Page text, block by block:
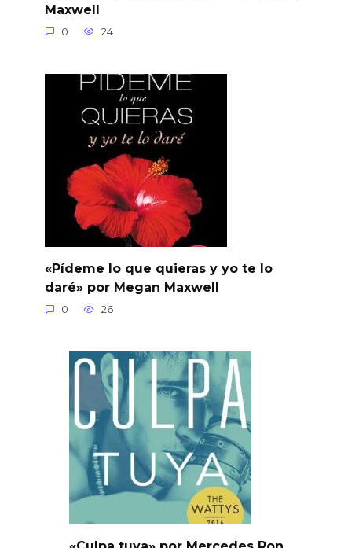
Maxwell
0 24
«Pídeme lo que quieras y yo te lo
daré» por Megan Maxwell
0 26